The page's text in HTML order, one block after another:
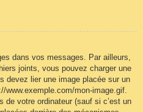
dans vos messages. Par ailleurs,
joints, vous pouvez charger une
devez lier une image placée sur un
mon-image.gif.
de votre ordinateur (sauf si c’est un